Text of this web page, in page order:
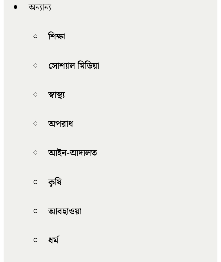
অন্যান্য
শিক্ষা
সোশ্যাল মিডিয়া
স্বাস্থ্য
অপরাধ
আইন-আদালত
কৃষি
আবহাওয়া
ধর্ম